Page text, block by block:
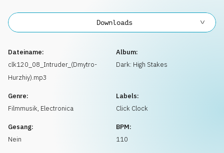
Playlists
Lizenzen
Info
Dateiname:
clk120_08_Intruder_(Dmytro-
Hurzhiy).mp3
Album:
Dark: High Stakes
Genre:
Filmmusik, Electronica
Labels:
Click Clock
Gesang:
Nein
BPM:
110
Downloads